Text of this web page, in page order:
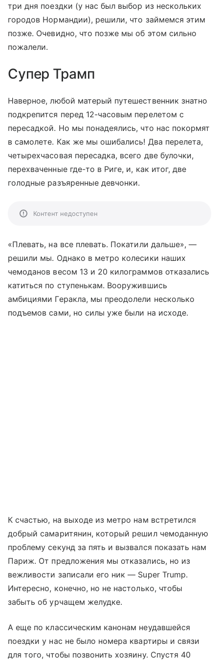
три дня поездки (у нас был выбор из нескольких
городов Нормандии), решили, что займемся этим
позже. Очевидно, что позже мы об этом сильно
пожалели.
Супер Трамп
Наверное, любой матерый путешественник знатно
подкрепится перед 12-часовым перелетом с
пересадкой. Но мы понадеялись, что нас покормят
в самолете. Как же мы ошибались! Два перелета,
четырехчасовая пересадка, всего две булочки,
перехваченные где-то в Риге, и, как итог, две
голодные разъяренные девчонки.
Контент недоступен
«Плевать, на все плевать. Покатили дальше», —
решили мы. Однако в метро колесики наших
чемоданов весом 13 и 20 килограммов отказались
катиться по ступенькам. Вооружившись
амбициями Геракла, мы преодолели несколько
подъемов сами, но силы уже были на исходе.
К счастью, на выходе из метро нам встретился
добрый самаритянин, который решил чемоданную
проблему секунд за пять и вызвался показать нам
Париж. От предложения мы отказались, но из
вежливости записали его ник — Super Trump.
Интересно, конечно, но не настолько, чтобы
забыть об урчащем желудке.
А еще по классическим канонам неудавшейся
поездки у нас не было номера квартиры и связи
для того, чтобы позвонить хозяину. Спустя 40